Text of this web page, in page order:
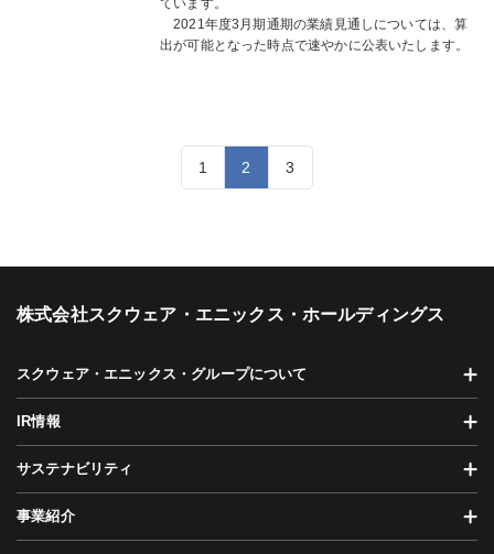
2021年度3月期通期の業績見通しについては、算
出が可能となった時点で速やかに公表いたします。
1 2 3
株式会社スクウェア・エニックス・ホールディングス
スクウェア・エニックス・グループについて
IR情報
サステナビリティ
事業紹介